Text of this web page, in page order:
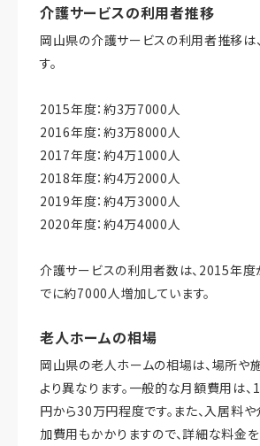
介護サービスの利用者推移
岡山県の介護サービスの利用者推移は
す。
2015年度：約3万7000人
2016年度：約3万8000人
2017年度：約4万1000人
2018年度：約4万2000人
2019年度：約4万3000人
2020年度：約4万4000人
介護サービスの利用者数は、2015年
でに約7000人増加しています。
老人ホームの相場
岡山県の老人ホームの相場は、場所や
より異なります。一般的な月額費用は
円から30万円程度です。また、入居料
加費用もかかりますので、詳細な料金